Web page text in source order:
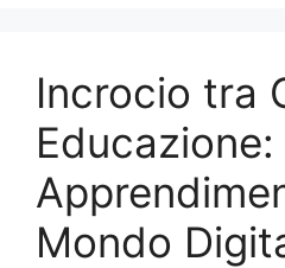
Incrocio tra
Educazione:
Mondo